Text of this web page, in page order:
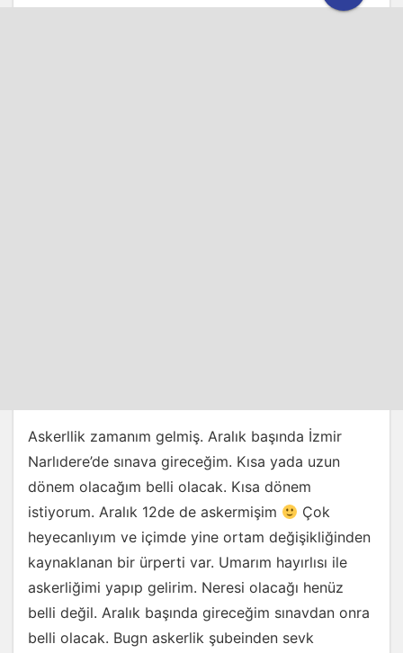
Askerllik zamanım gelmiş. Aralık başında İzmir
Narlıdere’de sınava gireceğim. Kısa yada uzun
dönem olacağım belli olacak. Kısa dönem
istiyorum. Aralık 12de de askermişim
Çok
heyecanlıyım ve içimde yine ortam değişikliğinden
kaynaklanan bir ürperti var. Umarım hayırlısı ile
askerliğimi yapıp gelirim. Neresi olacağı henüz
belli değil. Aralık başında gireceğim sınavdan onra
belli olacak. Bugn askerlik şubeinden sevk